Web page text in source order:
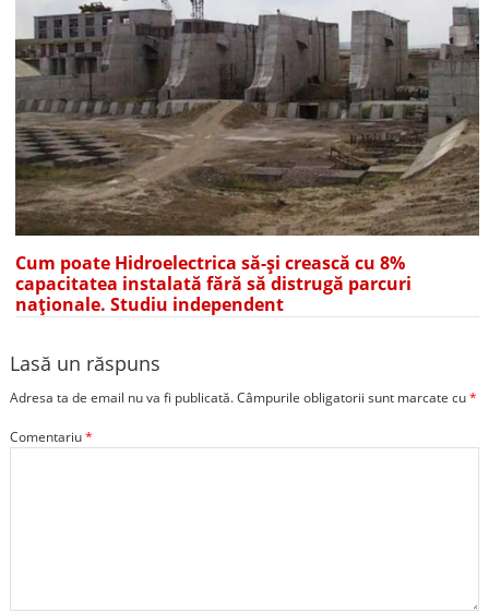
Cum poate Hidroelectrica să-și crească cu 8%
capacitatea instalată fără să distrugă parcuri
naționale. Studiu independent
Lasă un răspuns
Adresa ta de email nu va fi publicată.Câmpurile obligatorii sunt marcate cu*
Comentariu*